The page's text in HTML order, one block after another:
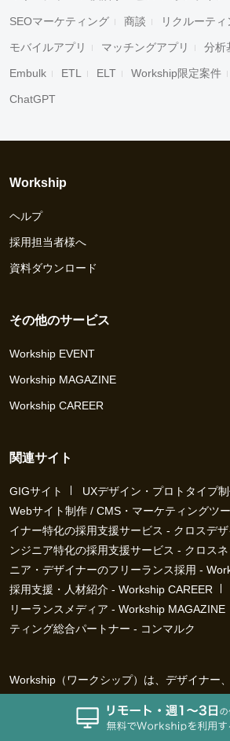
SEOマーケティング 商談 リクルーティ
モバイルアプリ マッチングアプリ 分析
Embulk ETL ELT Workship限定案件
ChatGPT
Workship
ヘルプ
採用担当者様へ
資料ダウンロード
その他のサービス
Workship EVENT
Workship MAGAZINE
Workship CAREER
関連サイト
GIGサイト
UXデザイン・プロトタイプ
Webサイト制作 / CMS・マーケティングツ
イナー特化の採用支援サービス - クロスデ
ンジニア特化の採用支援サービス - クロス
ニア・デザイナーのフリーランス採用 -
採用支援・人材紹介 - Workship CAREER
リーランスメディア - Workship MAGAZINE
ティング総合パートナー - コンマルク
Workship（ワークシップ）は、デザイナー
ョナルとプロジェクトをマッチングするジ